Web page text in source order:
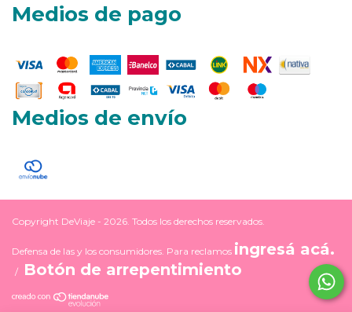
Medios de pago
Medios de envío
Copyright DeViaje - 2026. Todos los derechos reservados.
Defensa de las y los consumidores. Para reclamos ingresá acá.
/ Botón de arrepentimiento